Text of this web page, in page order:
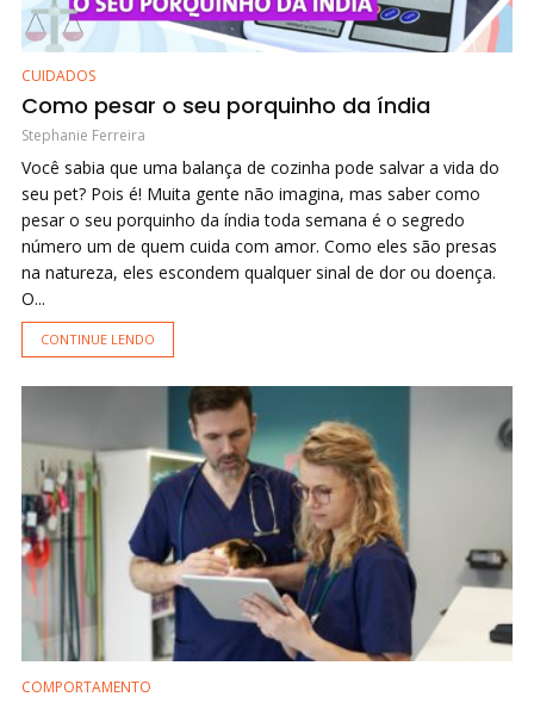
CUIDADOS
Como pesar o seu porquinho da índia
Stephanie Ferreira
Você sabia que uma balança de cozinha pode salvar a vida do
seu pet? Pois é! Muita gente não imagina, mas saber como
pesar o seu porquinho da índia toda semana é o segredo
número um de quem cuida com amor. Como eles são presas
na natureza, eles escondem qualquer sinal de dor ou doença.
O...
CONTINUE LENDO
COMPORTAMENTO